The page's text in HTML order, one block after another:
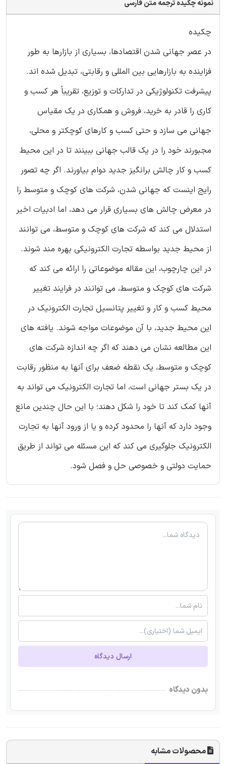
نمونه چکیده ترجمه متن فارسی
چکیده
در عصر جهانی شدن اقتصادها، بسیاری از بازارها به طور
فزاینده به بازارهایی بین المللی و رقابتی، تبدیل شده اند.
پیشرفت تکنولوژیکی در تدارکات و توزیع، تقریباً هر کسب و
کاری را قادر به خرید، فروش و همکاری در یک مقیاس
جهانی می سازد و حتی کسب و کارهای کوچکتر و محلی،
مجبورند خود را در یک قالب جهانی ببینند تا در این محیط
کسب و کار چالش برانگیز جدید دوام بیاورند. اگر چه تصور
رایج اینست که جهانی شدن، شرکت های کوچک و متوسط را
در معرض چالش های بسیاری قرار می دهد، اما ادبیات اخیر
استدلال می کند که شرکت های کوچک و متوسط، می توانند
از محیط جدید بواسطه تجارت الکترونیکی بهره مند شوند.
در این چارچوب، این مقاله موضوعاتی را ارائه می کند که
شرکت های کوچک و متوسط، می توانند در فرایند تغییر
محیط کسب و کار و تغییر پتانسیل تجارت الکترونیک در
این محیط جدید، با آن موضوعات مواجه شوند. یافته های
این مطالعه نشان می دهند که اگر چه اندازه شرکت های
کوچک و متوسط، یک نقطه ضعف برای آنها به منظور رقابت
در یک بستر جهانی است، اما تجارت الکترونیک می تواند به
آنها کمک کند تا خود را شکل دهند؛ با این حال چندین مانع
وجود دارد که آنها را محدود کرده و یا از ورود آنها به تجارت
الکترونیک جلوگیری می کند که این مسئله می تواند از طریق
حمایت دولتی و خصوصی حل و فصل شود.
ارسال دیدگاه
بدون دیدگاه
محصولات مشابه